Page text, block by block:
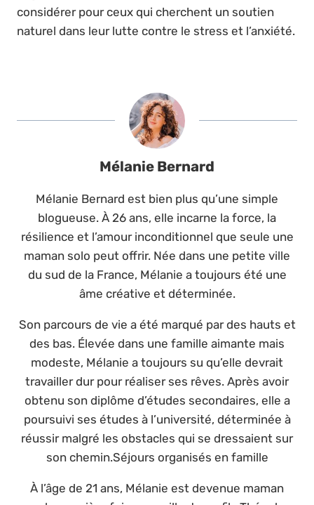
considérer pour ceux qui cherchent un soutien
naturel dans leur lutte contre le stress et l’anxiété.
Mélanie Bernard
Mélanie Bernard est bien plus qu’une simple
blogueuse. À 26 ans, elle incarne la force, la
résilience et l’amour inconditionnel que seule une
maman solo peut offrir. Née dans une petite ville
du sud de la France, Mélanie a toujours été une
âme créative et déterminée.
Son parcours de vie a été marqué par des hauts et
des bas. Élevée dans une famille aimante mais
modeste, Mélanie a toujours su qu’elle devrait
travailler dur pour réaliser ses rêves. Après avoir
obtenu son diplôme d’études secondaires, elle a
poursuivi ses études à l’université, déterminée à
réussir malgré les obstacles qui se dressaient sur
son chemin.Séjours organisés en famille
À l’âge de 21 ans, Mélanie est devenue maman